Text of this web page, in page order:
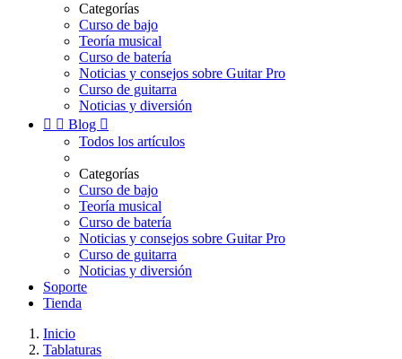
Categorías
Curso de bajo
Teoría musical
Curso de batería
Noticias y consejos sobre Guitar Pro
Curso de guitarra
Noticias y diversión
  Blog 
Todos los artículos
Categorías
Curso de bajo
Teoría musical
Curso de batería
Noticias y consejos sobre Guitar Pro
Curso de guitarra
Noticias y diversión
Soporte
Tienda
Inicio
Tablaturas